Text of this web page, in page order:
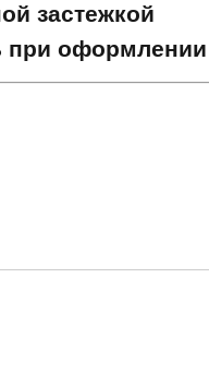
застежкой
оформлении